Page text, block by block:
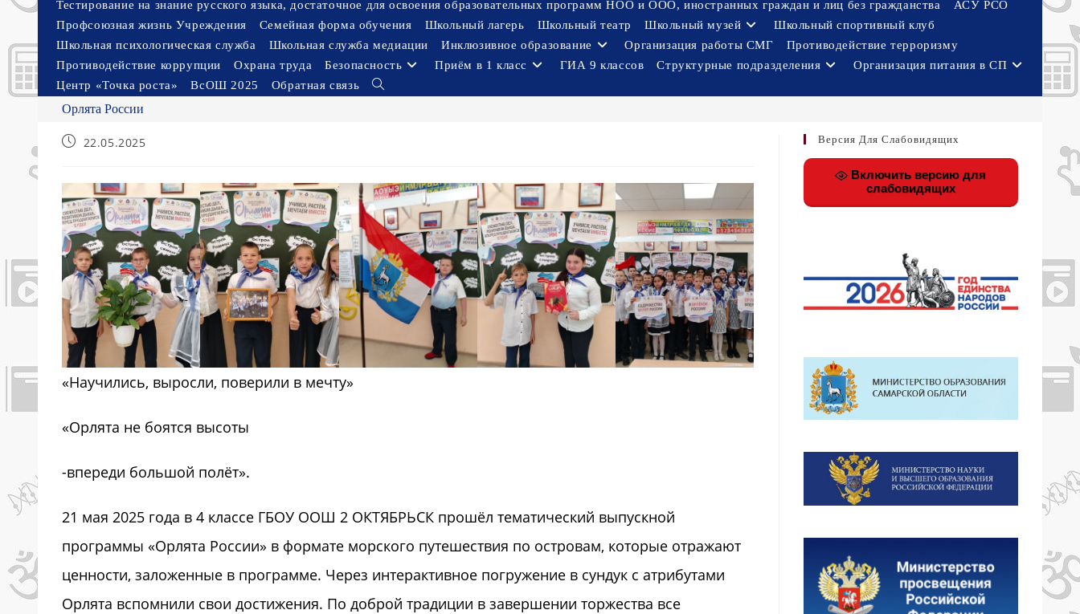
Тестирование на знание русского языка, достаточное для освоения образовательных программ НОО и ООО, иностранных граждан и лиц без гражданства
АСУ РСО
Профсоюзная жизнь Учреждения
Семейная форма обучения Школьный лагерь Школьный театр Школьный музей
Школьный спортивный клуб
Школьная психологическая служба
Школьная служба медиации Инклюзивное образование Организация работы СМГ
Противодействие терроризму
Противодействие коррупции
Охрана труда Безопасность Приём в 1 класс ГИА 9 классов Структурные подразделения
Организация питания в СП
Центр «Точка роста»
ВсОШ 2025 Обратная связь
Переключить
Орлята России
Запись22.05.2025
«Научились, выросли, поверили в мечту»
«Орлята не боятся высоты
-впереди большой полёт».
21 мая 2025 года в 4 классе ГБОУ ООШ 2 ОКТЯБРЬСК прошёл тематический выпускной
программы «Орлята России» в формате морского путешествия по островам, которые отражают
ценности, заложенные в программе. Через интерактивное погружение в сундук с атрибутами
Орлята вспомнили свои достижения. По доброй традиции в завершении торжества все
Версия Для Слабовидящих
Включить версию для
слабовидящих